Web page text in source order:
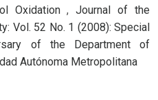
Oxidation,Journal of the
Vol. 52 No. 1 (2008): Special
of the Department of
Autónoma Metropolitana